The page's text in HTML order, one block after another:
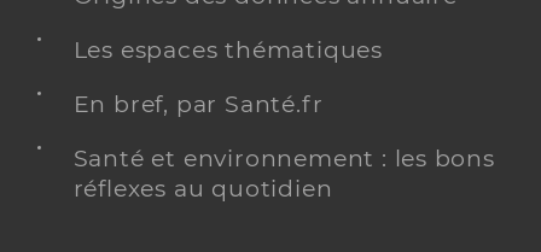
Les espaces thématiques
En bref, par Santé.fr
Santé et environnement : les bons
réflexes au quotidien